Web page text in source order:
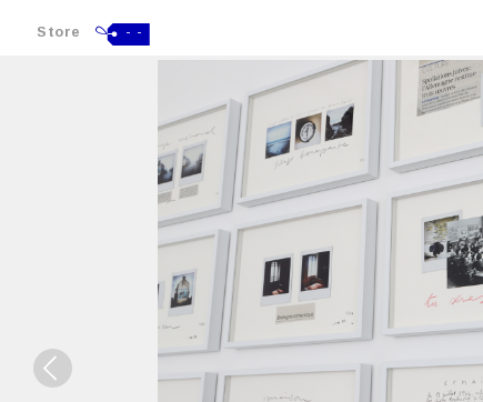
Store - -